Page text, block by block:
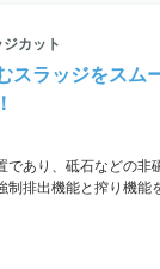
カット
スラッジをスム
であり、砥石などの非
制排出機能と搾り機能
、液の持ち出しを減ら
ーラントのどちらにも